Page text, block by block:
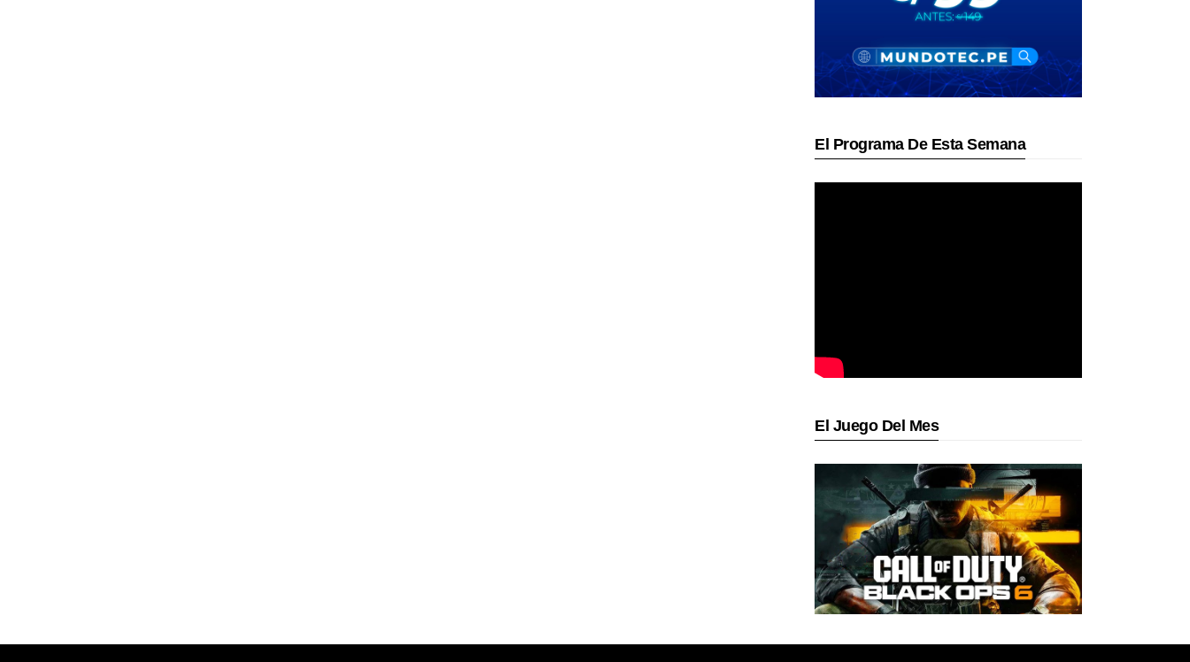
El Programa De Esta Semana
El Juego Del Mes